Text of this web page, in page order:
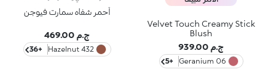
Velvet Touch Creamy Stick
Blush
ج.م 939.00
06 Geranium
+5
أحمر شفاه سمارت فيوجن
ج.م 469.00
432 Hazelnut
+36